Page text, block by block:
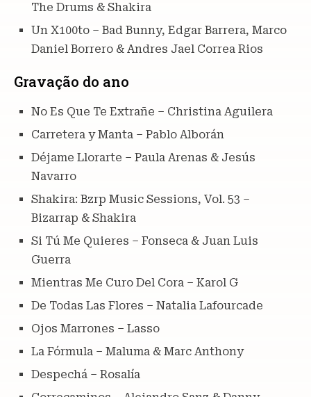
The Drums & Shakira
Un X100to – Bad Bunny, Edgar Barrera, Marco
Daniel Borrero & Andres Jael Correa Rios
Gravação do ano
No Es Que Te Extrañe – Christina Aguilera
Carretera y Manta – Pablo Alborán
Déjame Llorarte – Paula Arenas & Jesús
Navarro
Shakira: Bzrp Music Sessions, Vol. 53 –
Bizarrap & Shakira
Si Tú Me Quieres – Fonseca & Juan Luis
Guerra
Mientras Me Curo Del Cora – Karol G
De Todas Las Flores – Natalia Lafourcade
Ojos Marrones – Lasso
La Fórmula – Maluma & Marc Anthony
Despechá – Rosalía